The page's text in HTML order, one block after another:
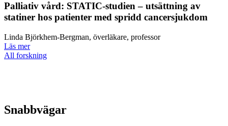
Palliativ vård: STATIC-studien – utsättning av
statiner hos patienter med spridd cancersjukdom
Linda Björkhem-Bergman, överläkare, professor
Läs mer
All forskning
Snabbvägar